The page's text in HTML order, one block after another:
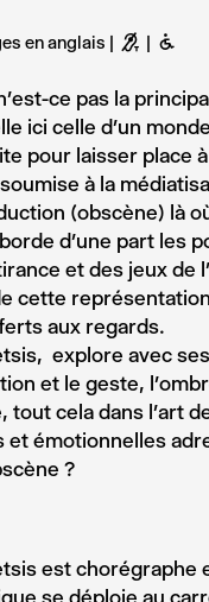
en anglais G B
ce pas la
ici celle d’un
pour laisser place
à la
(obscène) là
d’une part les
et des jeux de
cette
aux regards.
explore avec
et le geste,
tout cela dans l’art
et émotionnelles
?
est chorégraphe
se déploie au